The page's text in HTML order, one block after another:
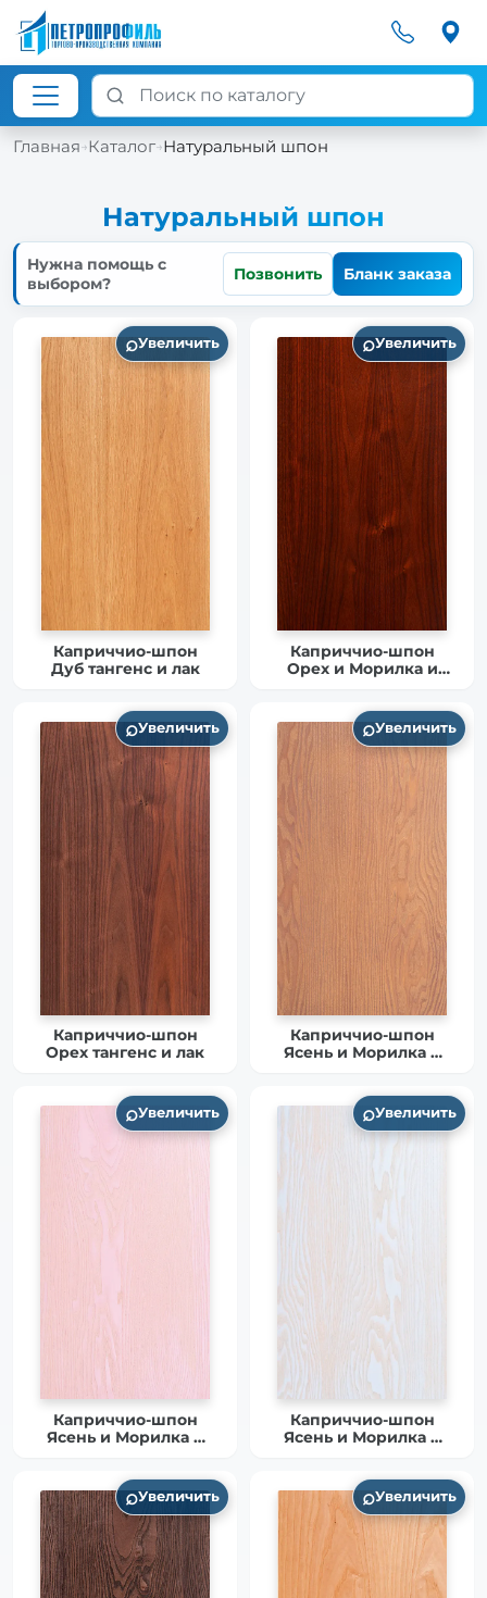
Главная→Каталог→Натуральный шпон
Натуральный шпон
Нужна помощь с
выбором?
Позвонить Бланк заказа
⌕Увеличить
Каприччио-шпон
Дуб тангенс и лак
⌕Увеличить
Каприччио-шпон
Орех и Морилка и
⌕Увеличить
Каприччио-шпон
Орех тангенс и лак
⌕Увеличить
Каприччио-шпон
Ясень и Морилка и
⌕Увеличить
Каприччио-шпон
Ясень и Морилка и
⌕Увеличить
Каприччио-шпон
Ясень и Морилка и
⌕Увеличить ⌕Увеличить